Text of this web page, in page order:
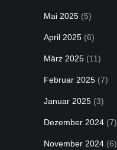
Mai 2025 (5)
April 2025 (6)
März 2025 (11)
Februar 2025 (7)
Januar 2025 (3)
Dezember 2024 (7)
November 2024 (6)